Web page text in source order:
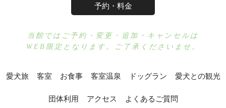
予約・料金
当館ではご予約・変更・追加・キャンセルは
WEB限定となります。ご了承くださいませ。
愛犬旅 客室 お食事 客室温泉 ドッグラン 愛犬との観光
団体利用 アクセス よくあるご質問